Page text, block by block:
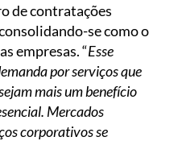
de contratações
se como o
empresas. “Esse
por serviços que
mais um benefício
Mercados
corporativos se